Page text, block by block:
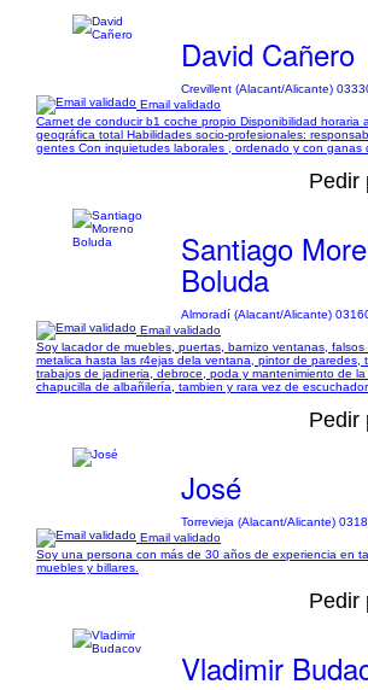
David Cañero
Crevillent (Alacant/Alicante)
Email validado
Carnet de conducir b1 coche propio Disponibilidad horaria
geográfica total Habilidades socio-profesionales:
gentes Con inquietudes laborales , ordenado y con ganas
Pedir
Santiago
Boluda
Almoradí (Alacant/Alicante)
Email validado
Soy lacador de muebles, puertas, barnizo ventanas,
metalica hasta las r4ejas dela ventana, pintor de paredes,
trabajos de jadineria, debroce, poda y mantenimiento de
chapucilla de albañilería, tambien y rara vez de
Pedir
José
Torrevieja (Alacant/Alicante)
Email validado
Soy una persona con más de 30 años de experiencia en
muebles y billares.
Pedir
Vladimir